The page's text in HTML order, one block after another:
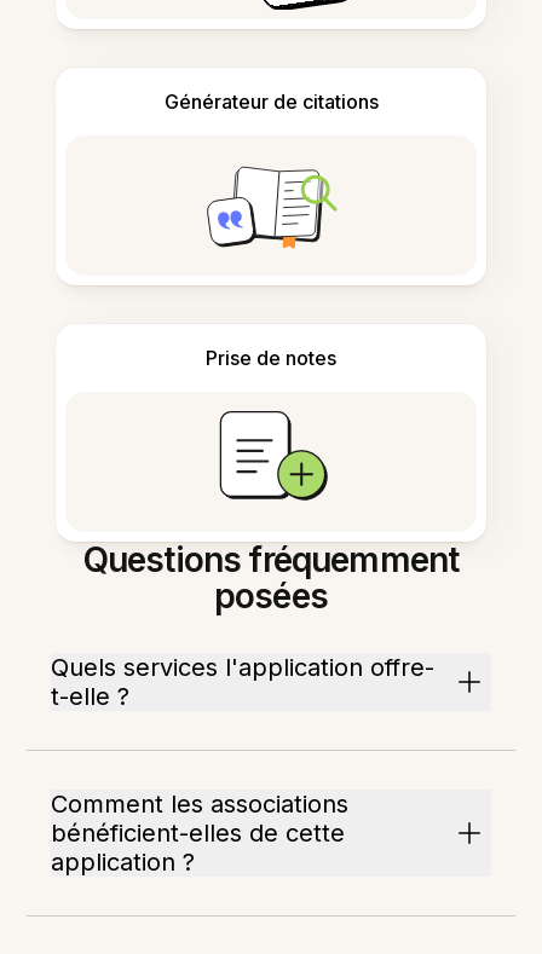
Générateur de citations
Prise de notes
Questions fréquemment
posées
Quels services l'application offre-
t-elle ?
Comment les associations
bénéficient-elles de cette
application ?